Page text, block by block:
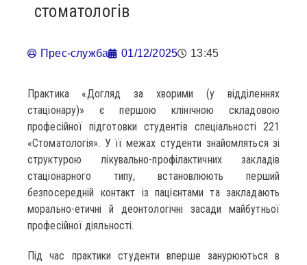
стоматологів
Прес-служба 01/12/2025 13:45
Практика «Догляд за хворими (у відділеннях
стаціонару)» є першою клінічною складовою
професійної підготовки студентів спеціальності 221
«Стоматологія». У її межах студенти знайомляться зі
структурою лікувально-профілактичних закладів
стаціонарного типу, встановлюють перший
безпосередній контакт із пацієнтами та закладають
морально-етичні й деонтологічні засади майбутньої
професійної діяльності.
Під час практики студенти вперше занурюються в